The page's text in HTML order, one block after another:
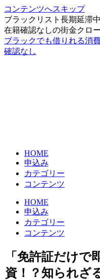
コンテンツへスキップ
ブラックリスト長期延滞
在籍確認なしの街金クロ
ブラックでも借りれる消
確認なし
HOME
申込み
カテゴリー
コンテンツ
HOME
申込み
カテゴリー
コンテンツ
「免許証だけで
資！？知られざ